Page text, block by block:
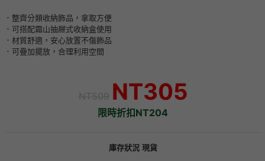
．整齊分類收納飾品，拿取方便
．可搭配霜山抽屜式收納盒使用
．材質舒適，安心放置不傷飾品
．可疊加擺放，合理利用空間
NT509 NT305
限時折扣NT204
庫存狀況 現貨